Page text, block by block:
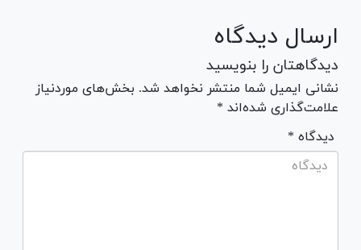
ارسال دیدگاه
دیدگاهتان را بنویسید
نشانی ایمیل شما منتشر نخواهد شد. بخش‌های موردنیاز
علامت‌گذاری شده‌اند *
* دیدگاه